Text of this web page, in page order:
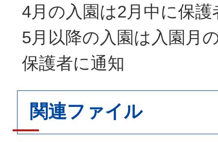
4月の入園は2月中に保護
5月以降の入園は入園月
保護者に通知
関連ファイル